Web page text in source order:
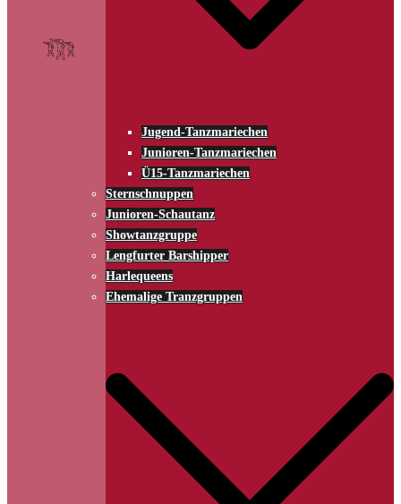
Jugend-Tanzmariechen
Junioren-Tanzmariechen
Ü15-Tanzmariechen
Sternschnuppen
Junioren-Schautanz
Showtanzgruppe
Lengfurter Barshipper
Harlequeens
Ehemalige Tranzgruppen